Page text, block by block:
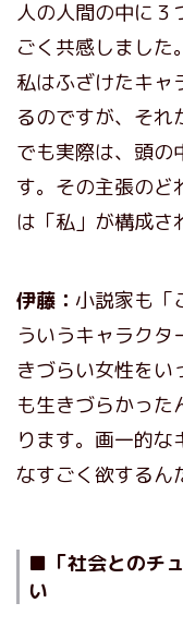
人の人間の中に３
ごく共感しました
私はふざけたキャ
るのですが、それ
でも実際は、頭の
す。その主張のど
は「私」が構成さ
伊藤： 小説家も「
ういうキャラク
きづらい女性をい
も生きづらかった
ります。画一的
なすごく欲するん
■「社会とのチ
い